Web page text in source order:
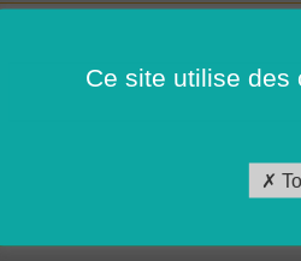
Upie (H/F)
saisonnier (H/F)
été (H/F)
Ce site utilise des